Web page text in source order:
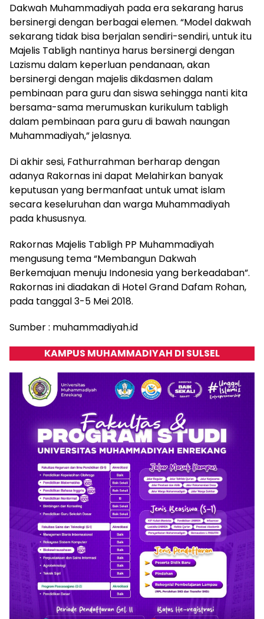
Dakwah Muhammadiyah pada era sekarang harus
bersinergi dengan berbagai elemen. “Model dakwah
sekarang tidak bisa berjalan sendiri-sendiri, untuk itu
Majelis Tabligh nantinya harus bersinergi dengan
Lazismu dalam keperluan pendanaan, akan
bersinergi dengan majelis dikdasmen dalam
pembinaan para guru dan siswa sehingga nanti kita
bersama-sama merumuskan kurikulum tabligh
dalam pembinaan para guru di bawah naungan
Muhammadiyah,” jelasnya.
Di akhir sesi, Fathurrahman berharap dengan
adanya Rakornas ini dapat Melahirkan banyak
keputusan yang bermanfaat untuk umat islam
secara keseluruhan dan warga Muhammadiyah
pada khususnya.
Rakornas Majelis Tabligh PP Muhammadiyah
mengusung tema “Membangun Dakwah
Berkemajuan menuju Indonesia yang berkeadaban”.
Rakornas ini diadakan di Hotel Grand Dafam Rohan,
pada tanggal 3-5 Mei 2018.
Sumber : muhammadiyah.id
KAMPUS MUHAMMADIYAH DI SULSEL